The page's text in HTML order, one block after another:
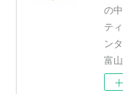
の
テ
ン
富